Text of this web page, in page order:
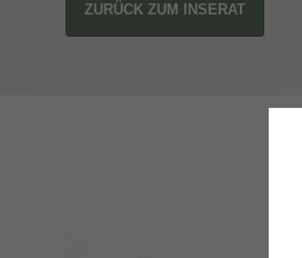
ZURÜCK ZUM INSERAT